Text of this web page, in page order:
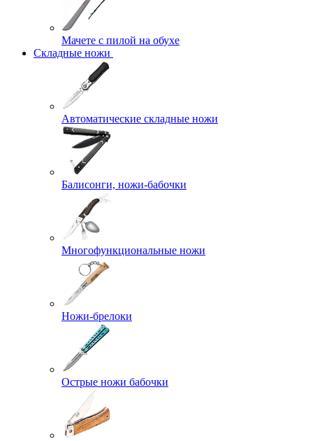
Мачете с пилой на обухе
Складные ножи
Автоматические складные ножи
Балисонги, ножи-бабочки
Многофункциональные ножи
Ножи-брелоки
Острые ножи бабочки